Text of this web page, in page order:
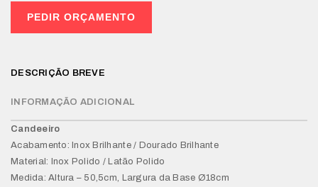
PEDIR ORÇAMENTO
DESCRIÇÃO BREVE
INFORMAÇÃO ADICIONAL
Candeeiro
Acabamento: Inox Brilhante / Dourado Brilhante
Material: Inox Polido / Latão Polido
Medida: Altura – 50,5cm, Largura da Base Ø18cm